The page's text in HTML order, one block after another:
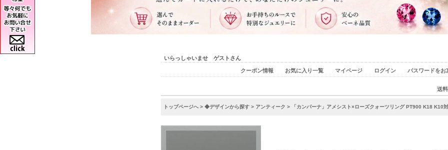
いらっしゃいませ ゲストさん
クーポン情報 お気に入り一覧 マイページ ログイン パスワードをお
送
トップページへ > ◆デザインから探す > アンティーク > 「カンパーナ」アメシスト×ローズクォーツリング PT900 K18 K10